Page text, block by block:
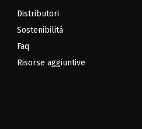
Distributori
Sostenibilità
Faq
Risorse aggiuntive